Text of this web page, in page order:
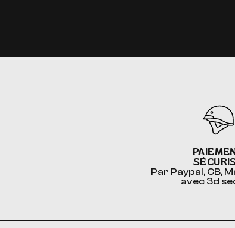
Par Paypal, CB,
avec 3d